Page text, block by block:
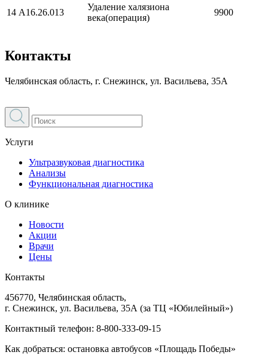
14 А16.26.013
Удаление халязиона
века(операция)
9900
Контакты
Челябинская область, г. Снежинск, ул. Васильева, 35А
Услуги
Ультразвуковая диагностика
Анализы
Функциональная диагностика
О клинике
Новости
Акции
Врачи
Цены
Контакты
456770, Челябинская область,
г. Снежинск, ул. Васильева, 35А (за ТЦ «Юбилейный»)
Контактный телефон: 8-800-333-09-15
Как добраться: остановка автобусов «Площадь Победы»